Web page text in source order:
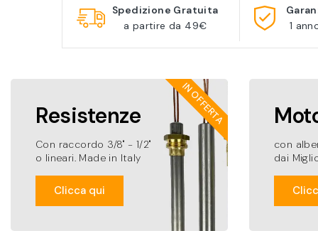
Spedizione Gratuita
a partire da 49€
1
Resistenze
Con raccordo 3/8" - 1/2"
o lineari. Made in Italy
Clicca qui
IN OFFERTA
con
dai